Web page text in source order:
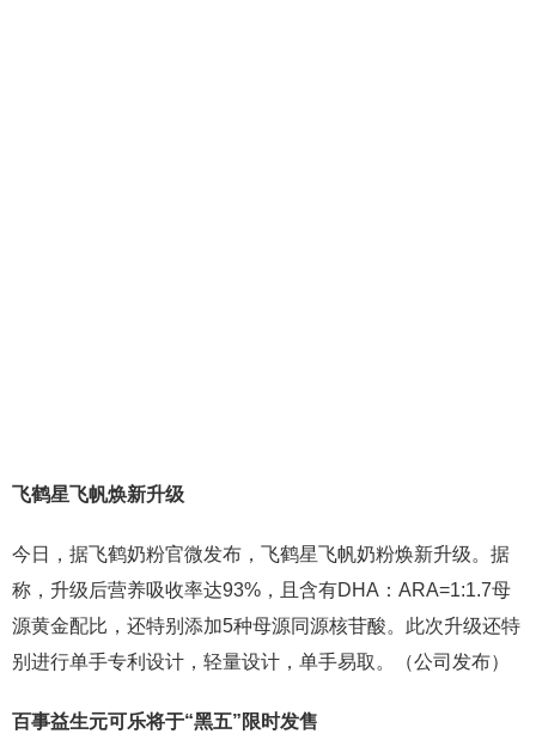
飞鹤星飞帆焕新升级
今日，据飞鹤奶粉官微发布，飞鹤星飞帆奶粉焕新升级。据
称，升级后营养吸收率达93%，且含有DHA：ARA=1:1.7母
源黄金配比，还特别添加5种母源同源核苷酸。此次升级还特
别进行单手专利设计，轻量设计，单手易取。（公司发布）
百事益生元可乐将于“黑五”限时发售